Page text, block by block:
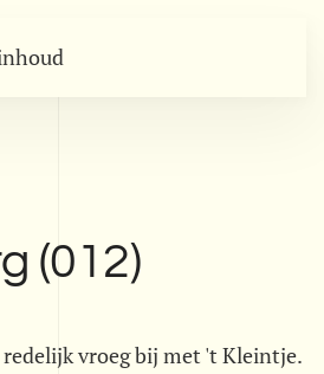
(012)
vroeg bij met 't Kleintje.